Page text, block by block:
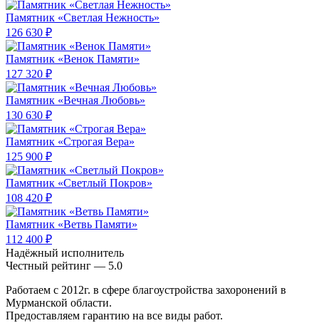
Памятник «Светлая Нежность»
126 630 ₽
Памятник «Венок Памяти»
127 320 ₽
Памятник «Вечная Любовь»
130 630 ₽
Памятник «Строгая Вера»
125 900 ₽
Памятник «Светлый Покров»
108 420 ₽
Памятник «Ветвь Памяти»
112 400 ₽
Надёжный исполнитель
Чеcтный рейтинг — 5.0
Работаем с 2012г. в сфере благоустройства захоронений в
Мурманской области.
Предоставляем гарантию на все виды работ.